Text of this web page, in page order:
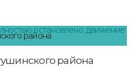
района
района